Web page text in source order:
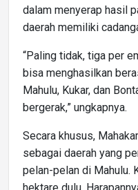
dalam menyerap hasil
daerah memiliki
“Paling tidak, tiga per
bisa menghasilkan
Mahulu, Kukar, dan
bergerak,” ungkapnya.
Secara khusus,
sebagai daerah yang
pelan-pelan di Mahulu.
hektare dulu.